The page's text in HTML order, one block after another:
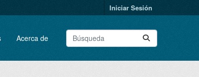
Iniciar Sesión
Acerca de